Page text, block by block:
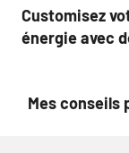
de
Customisez
énergie avec
Mes